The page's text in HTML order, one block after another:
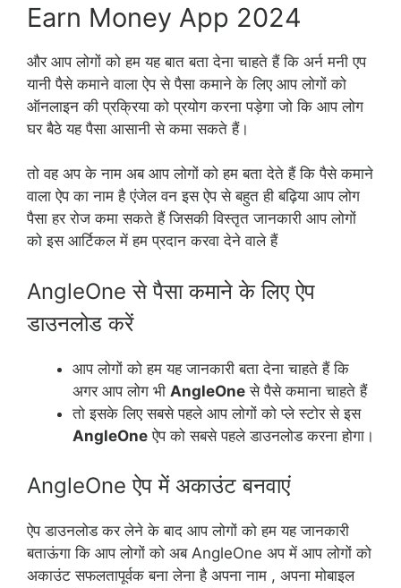
Earn Money App 2024
और आप लोगों को हम यह बात बता देना चाहते हैं कि अर्न मनी एप
यानी पैसे कमाने वाला ऐप से पैसा कमाने के लिए आप लोगों को
ऑनलाइन की प्रक्रिया को प्रयोग करना पड़ेगा जो कि आप लोग
घर बैठे यह पैसा आसानी से कमा सकते हैं।
तो वह अप के नाम अब आप लोगों को हम बता देते हैं कि पैसे कमाने
वाला ऐप का नाम है एंजेल वन इस ऐप से बहुत ही बढ़िया आप लोग
पैसा हर रोज कमा सकते हैं जिसकी विस्तृत जानकारी आप लोगों
को इस आर्टिकल में हम प्रदान करवा देने वाले हैं
AngleOne से पैसा कमाने के लिए ऐप
डाउनलोड करें
आप लोगों को हम यह जानकारी बता देना चाहते हैं कि
अगर आप लोग भी AngleOne से पैसे कमाना चाहते हैं
तो इसके लिए सबसे पहले आप लोगों को प्ले स्टोर से इस
AngleOne ऐप को सबसे पहले डाउनलोड करना होगा।
AngleOne ऐप में अकाउंट बनवाएं
ऐप डाउनलोड कर लेने के बाद आप लोगों को हम यह जानकारी
बताऊंगा कि आप लोगों को अब AngleOne अप में आप लोगों को
अकाउंट सफलतापूर्वक बना लेना है अपना नाम , अपना मोबाइल